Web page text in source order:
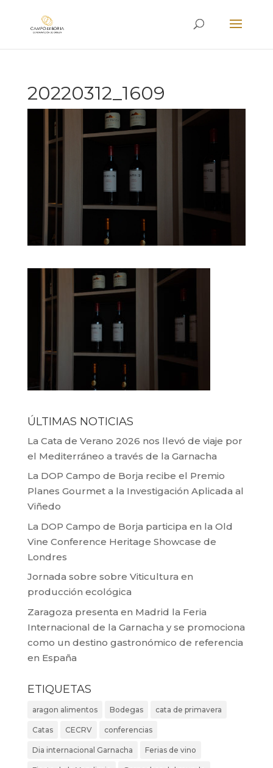
20220312_1609
ÚLTIMAS NOTICIAS
La Cata de Verano 2026 nos llevó de viaje por
el Mediterráneo a través de la Garnacha
La DOP Campo de Borja recibe el Premio
Planes Gourmet a la Investigación Aplicada al
Viñedo
La DOP Campo de Borja participa en la Old
Vine Conference Heritage Showcase de
Londres
Jornada sobre sobre Viticultura en
producción ecológica
Zaragoza presenta en Madrid la Feria
Internacional de la Garnacha y se promociona
como un destino gastronómico de referencia
en España
ETIQUETAS
aragon alimentos Bodegas cata de primavera
Catas CECRV conferencias
Dia internacional Garnacha Ferias de vino